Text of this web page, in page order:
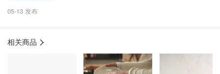
05-13 发布
相关商品